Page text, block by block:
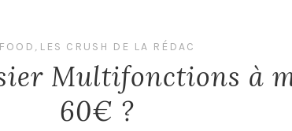
FOOD , LES CRUSH DE LA RÉDAC
Multifonctions à
60€ ?